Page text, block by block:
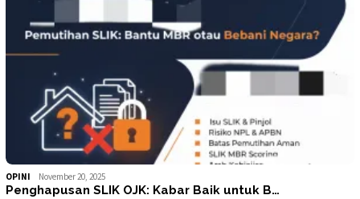
OPINI November 20, 2025
Penghapusan SLIK OJK: Kabar Baik untuk B…